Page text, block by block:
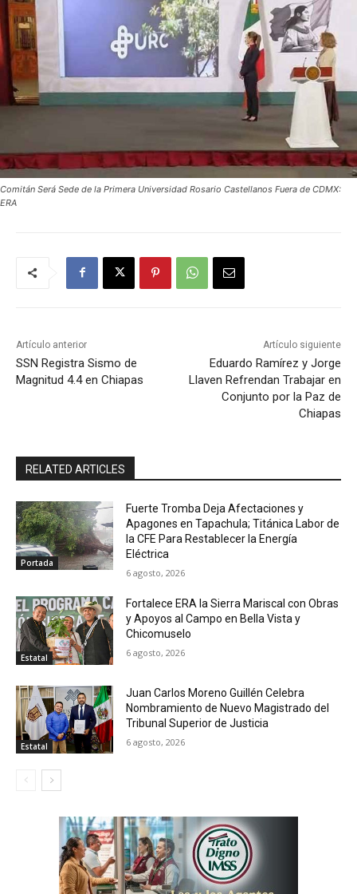
Comitán Será Sede de la Primera Universidad Rosario Castellanos Fuera de CDMX:
ERA
Artículo anterior
SSN Registra Sismo de
Magnitud 4.4 en Chiapas
Artículo siguiente
Eduardo Ramírez y Jorge
Llaven Refrendan Trabajar en
Conjunto por la Paz de
Chiapas
RELATED ARTICLES
Portada
Fuerte Tromba Deja Afectaciones y
Apagones en Tapachula; Titánica Labor de
la CFE Para Restablecer la Energía
Eléctrica
6 agosto, 2026
Estatal
Fortalece ERA la Sierra Mariscal con Obras
y Apoyos al Campo en Bella Vista y
Chicomuselo
6 agosto, 2026
Estatal
Juan Carlos Moreno Guillén Celebra
Nombramiento de Nuevo Magistrado del
Tribunal Superior de Justicia
6 agosto, 2026